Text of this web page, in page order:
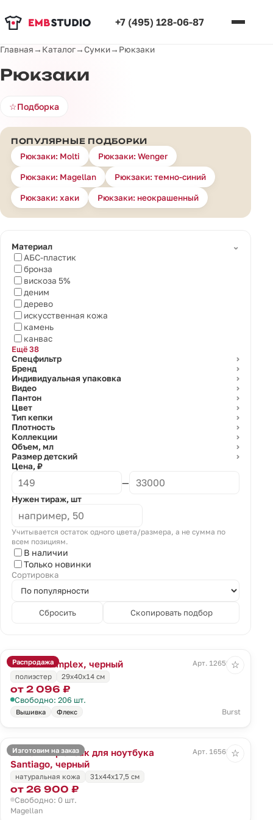
+7 (495) 128-06-87
Главная→ Каталог→Сумки→ Рюкзаки
Рюкзаки
☆Подборка
ПОПУЛЯРНЫЕ ПОДБОРКИ
Рюкзаки: Molti Рюкзаки: Wenger
Рюкзаки: Magellan Рюкзаки: темно-синий
Рюкзаки: хаки Рюкзаки: неокрашенный
Материал
⌄
АБС-пластик
бронза
вискоза 5%
деним
дерево
искусственная кожа
камень
канвас
Ещё 38
Спецфильтр
⌄
Бренд ⌄
Индивидуальная упаковка ⌄
Видео ⌄
Пантон ⌄
Цвет ⌄
Тип кепки ⌄
Плотность ⌄
Коллекции ⌄
Объем, мл ⌄
Размер детский ⌄
Цена, ₽
—
Нужен тираж, шт
Учитывается остаток одного цвета/размера, а не сумма по
всем позициям.
В наличии
Только новинки
Сортировка
Сбросить Скопировать подбор
Распродажа
Рюкзак Simplex, черный
Арт. 12659.30
полиэстер
29х40х14 см
от 2 096 ₽
Свободно: 206 шт.
Вышивка Флекс Burst
☆
Изготовим на заказ
Кожаный рюкзак для ноутбука
Santiago, черный
Арт. 16568.30
натуральная кожа 31х44х17,5 см
от 26 900 ₽
Свободно: 0 шт.
Magellan
☆